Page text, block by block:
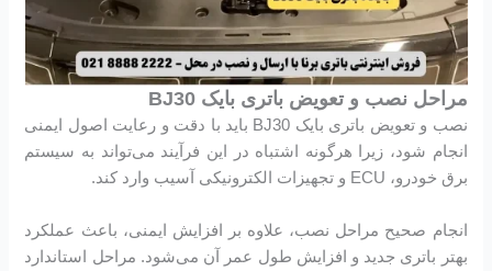
مراحل نصب و تعویض باتری بایک BJ30
نصب و تعویض باتری بایک BJ30 باید با دقت و رعایت اصول ایمنی
انجام شود، زیرا هرگونه اشتباه در این فرآیند می‌تواند به سیستم
برق خودرو، ECU و تجهیزات الکترونیکی آسیب وارد کند.
انجام صحیح مراحل نصب، علاوه بر افزایش ایمنی، باعث عملکرد
بهتر باتری جدید و افزایش طول عمر آن می‌شود. مراحل استاندارد